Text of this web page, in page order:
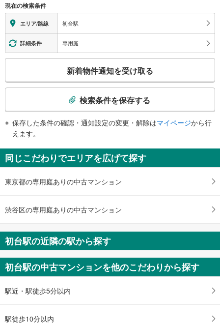
新国立劇場、代々木警察署、渋谷区立本町図書館、渋谷消防署 代々木出張
所、本町１・２丁目、西新宿３丁目、バスのりば
中央口（南口）
代々木郵便局、渋谷区役所 初台出張所、渋谷区立青年館、京王初台１丁目ビ
ル、京王初台駅ビル、内藤病院、初台１・２丁目、代々木４丁目、バスのりば
地上⇔改札（東口）⇔ホーム：○
（※中央口：×）
エレベータ
・１番線ホーム（Ｂ３Ｆ）⇔東口改札（２番線ホーム直結・Ｂ２Ｆ）
・東口改札⇔オペラシティ出口
・中央口改札⇔南口付近の地上出口
・１番線ホーム（Ｂ３Ｆ）⇔東口改札（２番線ホーム直結・Ｂ２Ｆ）
・１番線ホーム（Ｂ３Ｆ）⇔中央口改札寄りの２番線ホーム（Ｂ２Ｆ）
《多機能トイレ》
・東口改札内
その他
・ＡＥＤ
現在の検索条件
エリア/路線 初台駅
詳細条件 専用庭
検
知
を
け
る
・
件
を
マ
イ
ー
新着物件通知を受け取る
検索条件を保存する
保存した条件の確認・通知設定の変更・解除はマイページから行
えます。
同じこだわりでエリアを広げて探す
東京都の専用庭ありの中古マンション
渋谷区の専用庭ありの中古マンション
初台駅の近隣の駅から探す
初台駅の中古マンションを他のこだわりから探す
駅近・駅徒歩5分以内
駅徒歩10分以内